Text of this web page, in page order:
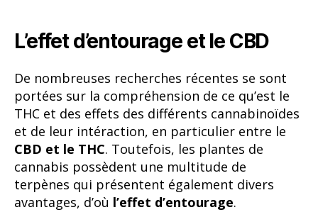
L’effet d’entourage et le CBD
De nombreuses recherches récentes se sont
portées sur la compréhension de ce qu’est le
THC et des effets des différents cannabinoïdes
et de leur intéraction, en particulier entre le
CBD et le THC. Toutefois, les plantes de
cannabis possèdent une multitude de
terpènes qui présentent également divers
avantages, d’où l’effet d’entourage.